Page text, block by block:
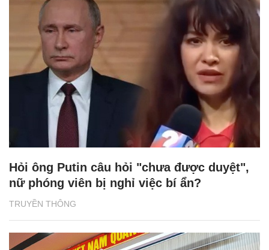
TRUYỀN THÔNG
Hỏi ông Putin câu hỏi "chưa được duyệt",
nữ phóng viên bị nghỉ việc bí ẩn?